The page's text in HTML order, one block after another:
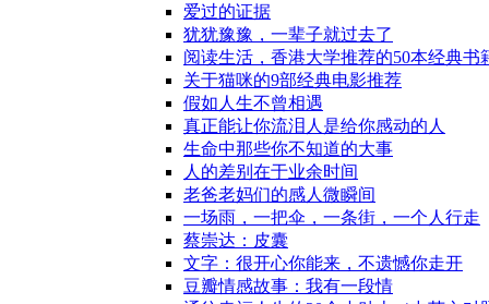
爱过的证据
犹犹豫豫，一辈子就过去了
阅读生活，香港大学推荐的50本经典书
关于猫咪的9部经典电影推荐
假如人生不曾相遇
真正能让你流泪人是给你感动的人
生命中那些你不知道的大事
人的差别在于业余时间
老爸老妈们的感人微瞬间
一场雨，一把伞，一条街，一个人行走
蔡崇达：皮囊
文字：很开心你能来，不遗憾你走开
豆瓣情感故事：我有一段情